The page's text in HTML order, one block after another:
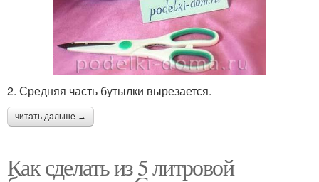
2. Средняя часть бутылки вырезается.
читать дальше →
Как сделать из 5 литровой